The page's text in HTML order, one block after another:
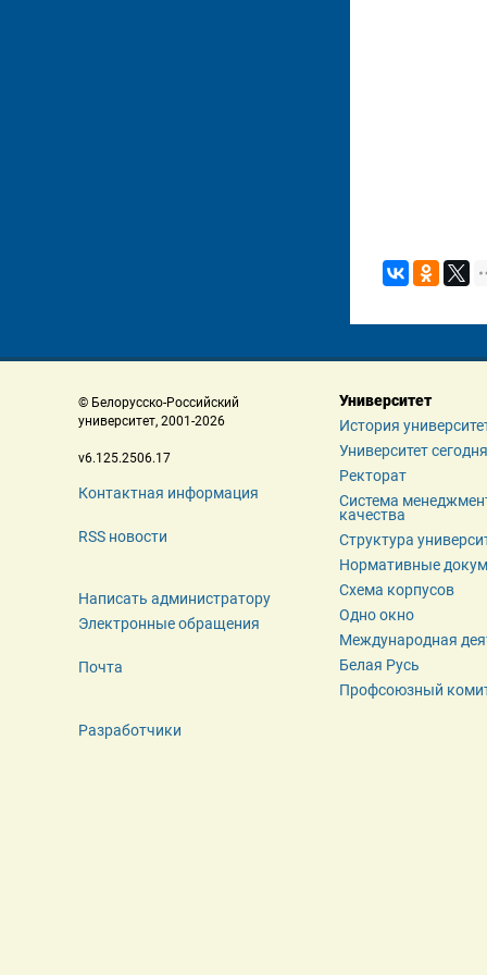
© Белорусско-Российский
университет, 2001-2026
v6.125.2506.17
Контактная информация
RSS новости
Написать администратору
Электронные обращения
Почта
Разработчики
Университет
История
Университет сегодня
Ректорат
Система
качества
Структура
Нормативные
Схема корпусов
Одно окно
Международная
Белая Русь
Профсоюзный